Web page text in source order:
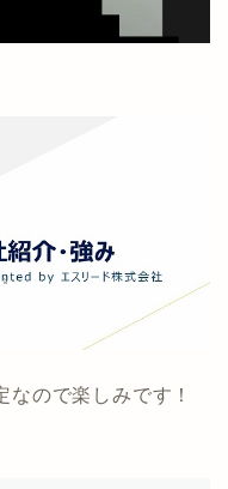
ので楽しみです！